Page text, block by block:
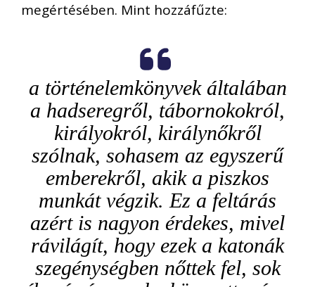
megértésében. Mint hozzáfűzte:
a történelemkönyvek általában
a hadseregről, tábornokokról,
királyokról, királynőkről
szólnak, sohasem az egyszerű
emberekről, akik a piszkos
munkát végzik. Ez a feltárás
azért is nagyon érdekes, mivel
rávilágít, hogy ezek a katonák
szegénységben nőttek fel, sok